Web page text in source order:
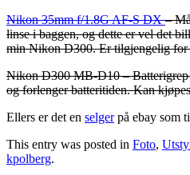
Nikon 35mm f/1.8G AF-S DX–
linse i baggen, og dette er vel det
min Nikon D300. Er tilgjengelig for
Nikon D300 MB-D10 – Batterigrep
og forlenger batteritiden. Kan
Ellers er det en selgerpå ebay som
This entry was posted in Foto,
kpolberg.